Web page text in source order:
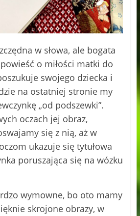
w słowa, ale bogata
o miłości matki do
swojego dziecka i
na ostatniej stronie my
„od podszewki”.
oczach jej obraz,
się z nią, aż w
ukazuje się tytułowa
poruszająca się na wózku
wymowne, bo oto mamy
skrojone obrazy, w